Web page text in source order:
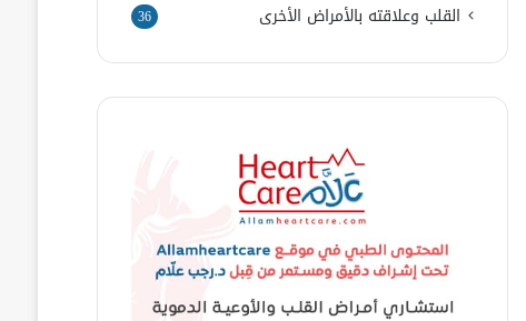
القلب وعلاقته بالأمراض الأخرى 36